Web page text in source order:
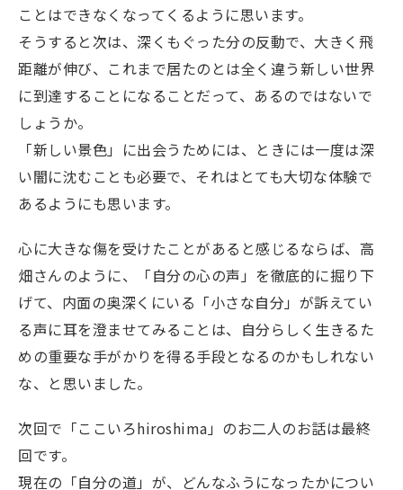
ことはできなくなってくるように思います。
そうすると次は、深くもぐった分の反動で、大きく飛
距離が伸び、これまで居たのとは全く違う新しい世界
に到達することになることだって、あるのではないで
しょうか。
「新しい景色」に出会うためには、ときには一度は深
い闇に沈むことも必要で、それはとても大切な体験で
あるようにも思います。
心に大きな傷を受けたことがあると感じるならば、高
畑さんのように、「自分の心の声」を徹底的に掘り下
げて、内面の奥深くにいる「小さな自分」が訴えてい
る声に耳を澄ませてみることは、自分らしく生きるた
めの重要な手がかりを得る手段となるのかもしれない
な、と思いました。
次回で「ここいろhiroshima」のお二人のお話は最終
回です。
現在の「自分の道」が、どんなふうになったかについ